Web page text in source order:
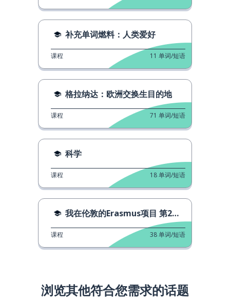
补充单词燃料：人类爱好
课程 11 单词/短语
格拉纳达：欧洲交换生目的地
课程 71 单词/短语
科学
课程 18单词/短语
我在伦敦的Erasmus项目 第2部分
课程 38单词/短语
浏览其他符合您需求的话题